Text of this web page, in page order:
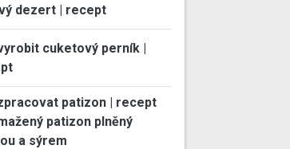
dezert | recept
cuketový perník |
patizon | recept
patizon plněný
a sýrem